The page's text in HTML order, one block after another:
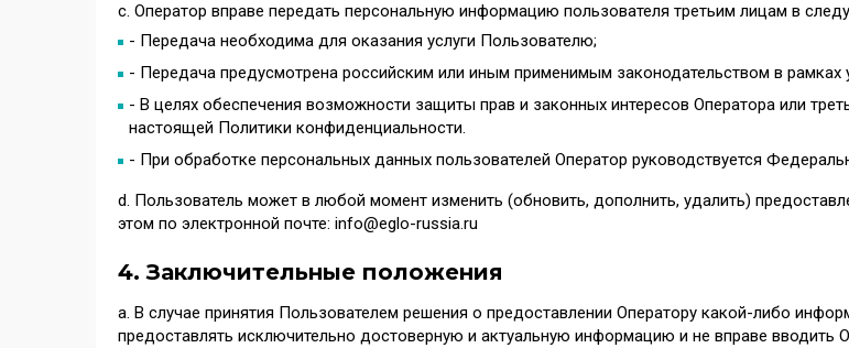
с. Оператор вправе передать персональную информацию пользователя третьим лицам в
- Передача необходима для оказания услуги Пользователю;
- Передача предусмотрена российским или иным применимым законодательством в рамках
- В целях обеспечения возможности защиты прав и законных интересов Оператора или
настоящей Политики конфиденциальности.
- При обработке персональных данных пользователей Оператор руководствуется
d. Пользователь может в любой момент изменить (обновить, дополнить, удалить)
этом по электронной почте: info@eglo-russia.ru
4. Заключительные положения
а. В случае принятия Пользователем решения о предоставлении Оператору какой-либо
предоставлять исключительно достоверную и актуальную информацию и не вправе